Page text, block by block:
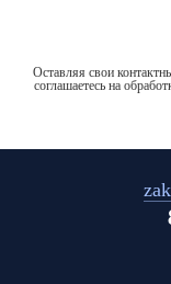
Оставляя свои
соглашаетесь на